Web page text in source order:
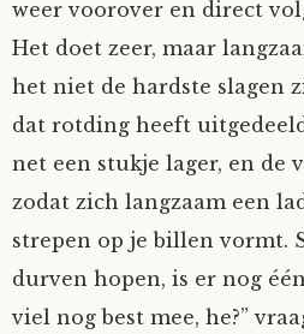
Tom Mathys
Vorrion
Vrolijke Dondersteen
Zofianina
weer voorover en direct
Het doet zeer, maar
het niet de hardste slagen
dat rotding heeft
net een stukje lager, en de
zodat zich langzaam een
strepen op je billen vormt.
durven hopen, is er nog
viel nog best mee, he?”